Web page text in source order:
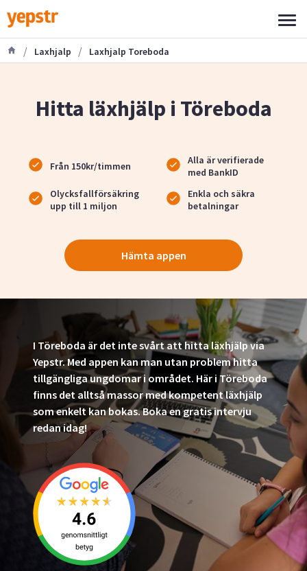
/ Laxhjalp / Laxhjalp Toreboda
Hitta läxhjälp i Töreboda
Från 150kr/timmen
Alla är verifierade
med BankID
Olycksfallförsäkring
upp till 1 miljon
Enkla och säkra
betalningar
Hämta appen
I Töreboda är det inte svårt att hitta läxhjälp via
Yepstr. Med appen kan man utan problem hitta
tillgängliga ungdomar i området. Här i Töreboda
finns det alltså massor med kompetent läxhjälp
som enkelt kan bokas. Boka en gratis intervju
redan idag!